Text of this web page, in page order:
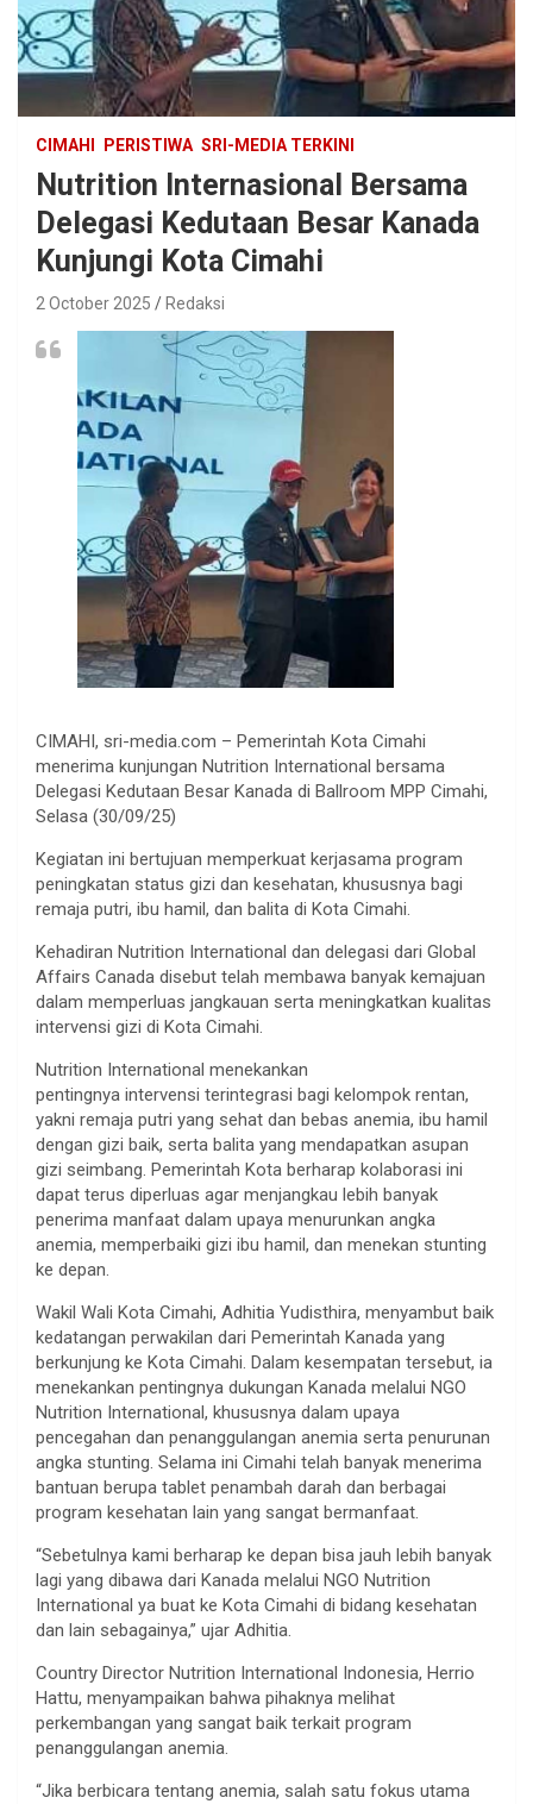
CIMAHI PERISTIWA SRI-MEDIA TERKINI
Nutrition Internasional Bersama
Delegasi Kedutaan Besar Kanada
Kunjungi Kota Cimahi
2 October 2025 Redaksi
CIMAHI, sri-media.com – Pemerintah Kota Cimahi
menerima kunjungan Nutrition International bersama
Delegasi Kedutaan Besar Kanada di Ballroom MPP Cimahi,
Selasa (30/09/25)
Kegiatan ini bertujuan memperkuat kerjasama program
peningkatan status gizi dan kesehatan, khususnya bagi
remaja putri, ibu hamil, dan balita di Kota Cimahi.
Kehadiran Nutrition International dan delegasi dari Global
Affairs Canada disebut telah membawa banyak kemajuan
dalam memperluas jangkauan serta meningkatkan kualitas
intervensi gizi di Kota Cimahi.
Nutrition International menekankan
pentingnya intervensi terintegrasi bagi kelompok rentan,
yakni remaja putri yang sehat dan bebas anemia, ibu hamil
dengan gizi baik, serta balita yang mendapatkan asupan
gizi seimbang. Pemerintah Kota berharap kolaborasi ini
dapat terus diperluas agar menjangkau lebih banyak
penerima manfaat dalam upaya menurunkan angka
anemia, memperbaiki gizi ibu hamil, dan menekan stunting
ke depan.
Wakil Wali Kota Cimahi, Adhitia Yudisthira, menyambut baik
kedatangan perwakilan dari Pemerintah Kanada yang
berkunjung ke Kota Cimahi. Dalam kesempatan tersebut, ia
menekankan pentingnya dukungan Kanada melalui NGO
Nutrition International, khususnya dalam upaya
pencegahan dan penanggulangan anemia serta penurunan
angka stunting. Selama ini Cimahi telah banyak menerima
bantuan berupa tablet penambah darah dan berbagai
program kesehatan lain yang sangat bermanfaat.
“Sebetulnya kami berharap ke depan bisa jauh lebih banyak
lagi yang dibawa dari Kanada melalui NGO Nutrition
International ya buat ke Kota Cimahi di bidang kesehatan
dan lain sebagainya,” ujar Adhitia.
Country Director Nutrition International Indonesia, Herrio
Hattu, menyampaikan bahwa pihaknya melihat
perkembangan yang sangat baik terkait program
penanggulangan anemia.
“Jika berbicara tentang anemia, salah satu fokus utama